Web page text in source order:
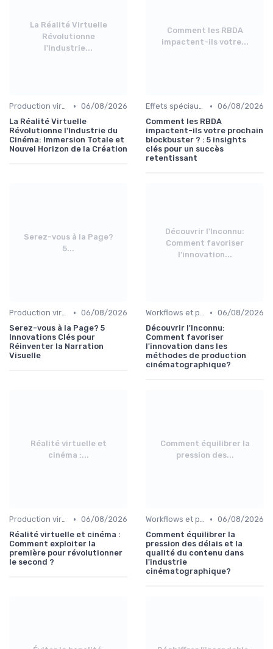
La Réalité Virtuelle
Révolutionne
l'Industrie...
Production virtuelle et volumes LED • 06/08/2026
La Réalité Virtuelle
Révolutionne l'Industrie du
Cinéma: Immersion Totale et
Nouvel Horizon de la Création
Comment les RBDA
impactent-ils votre...
Effets spéciaux et VFX • 06/08/2026
Comment les RBDA
impactent-ils votre prochain
blockbuster ? : 5 insights
clés pour un succès
retentissant
Serez-vous à la Page?
5...
Production virtuelle et volumes LED • 06/08/2026
Serez-vous à la Page? 5
Innovations Clés pour
Réinventer la Narration
Visuelle
Découvrir l'Inconnu:
Comment favoriser
l'innovation...
Workflows et post-production • 06/08/2026
Découvrir l'Inconnu:
Comment favoriser
l'innovation dans les
méthodes de production
cinématographique?
Réalité virtuelle et
cinéma :...
Production virtuelle et volumes LED • 06/08/2026
Réalité virtuelle et cinéma :
Comment exploiter la
première pour révolutionner
le second ?
Comment équilibrer la
pression des...
Workflows et post-production • 06/08/2026
Comment équilibrer la
pression des délais et la
qualité du contenu dans
l'industrie
cinématographique?